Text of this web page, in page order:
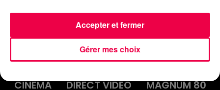
ACCUEIL INFOS
EMISSIONS
AGENDA
JEUX
PODCASTS
CINÉMA
DIRECT VIDÉO
MAGNUM 80
Gérer mes choix
Accepter et fermer